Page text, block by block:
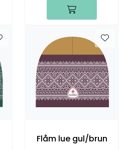
Flåm lue gul/brun